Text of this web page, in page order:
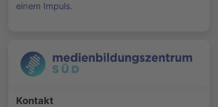
einem Impuls.
Kontakt